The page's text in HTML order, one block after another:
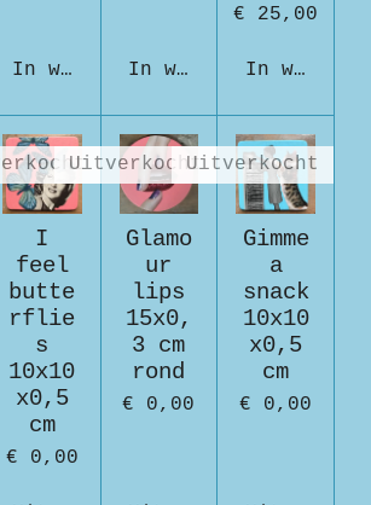
In winkelwagenIn winkelwagen
€ 25,00
In
I
feel
butte
rflie
s
10x10
x0,5
cm
€ 0,00
Uitverkocht
Glamo
ur
lips
15x0,
3 cm
rond
€ 0,00
Uitverkocht
Gimme
a
snack
10x10
x0,5
cm
€ 0,00